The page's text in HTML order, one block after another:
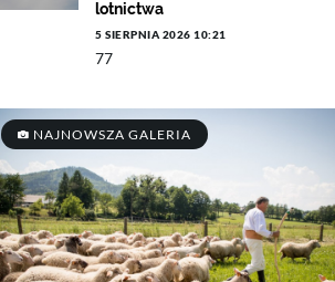
lotnictwa
5 SIERPNIA 2026 10:21
77
NAJNOWSZA GALERIA